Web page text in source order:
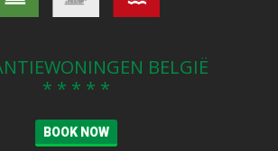
BELGIË
* * * * *
BOOK NOW